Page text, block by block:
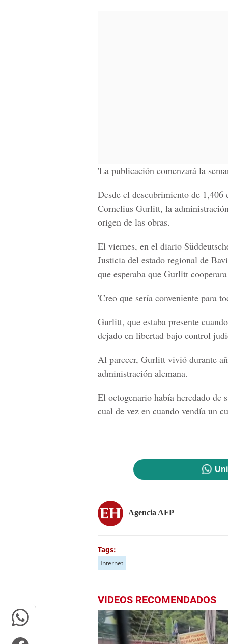
'La publicación comenzará la
Desde el descubrimiento de
Cornelius Gurlitt, la
origen de las obras.
El viernes, en el diario
Justicia del estado regional de
que esperaba que Gurlitt
'Creo que sería conveniente para
Gurlitt, que estaba presente
dejado en libertad bajo control
Al parecer, Gurlitt vivió durante
administración alemana.
El octogenario había heredado de
cual de vez en cuando vendía un
Agencia AFP
Tags:
Internet
VIDEOS RECOMENDADOS